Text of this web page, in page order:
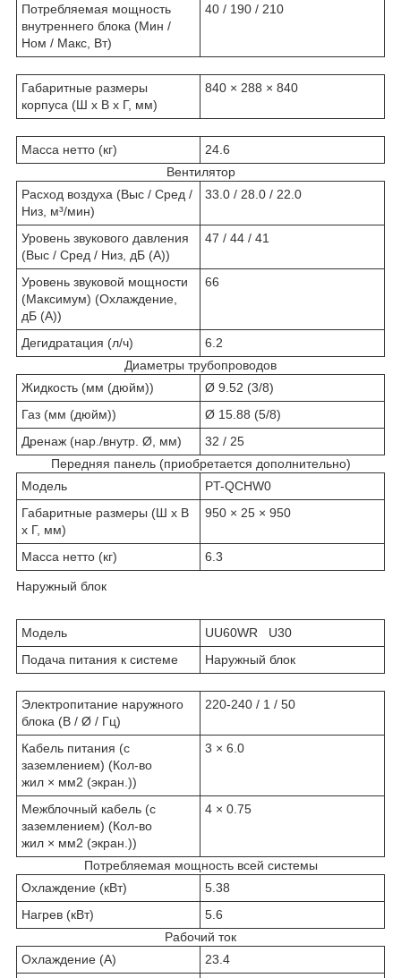
Потребляемая мощность
внутреннего блока (Мин /
Ном / Макс, Вт)
40 / 190 / 210
Габаритные размеры
корпуса (Ш x В x Г, мм)
840 × 288 × 840
Масса нетто (кг)
24.6
Вентилятор
Расход воздуха (Выс / Сред /
Низ, м³/мин)
33.0 / 28.0 / 22.0
Уровень звукового давления
(Выс / Сред / Низ, дБ (A))
47 / 44 / 41
Уровень звуковой мощности
(Максимум) (Охлаждение,
дБ (А))
66
Дегидратация (л/ч)
6.2
Диаметры трубопроводов
Жидкость (мм (дюйм))
Ø 9.52 (3/8)
Газ (мм (дюйм))
Ø 15.88 (5/8)
Дренаж (нар./внутр. Ø, мм)
32 / 25
Передняя панель (приобретается дополнительно)
Модель
PT-QCHW0
Габаритные размеры (Ш x В
x Г, мм)
950 × 25 × 950
Масса нетто (кг) 6.3
Наружный блок
Модель
UU60WR U30
Подача питания к системе
Наружный блок
Электропитание наружного
блока (В / Ø / Гц)
220-240 / 1 / 50
Кабель питания (с
заземлением) (Кол-во
жил × мм2 (экран.))
3 × 6.0
Межблочный кабель (с
заземлением) (Кол-во
жил × мм2 (экран.))
4 × 0.75
Потребляемая мощность всей системы
Охлаждение (кВт)
5.38
Нагрев (кВт)
5.6
Рабочий ток
Охлаждение (A)
23.4